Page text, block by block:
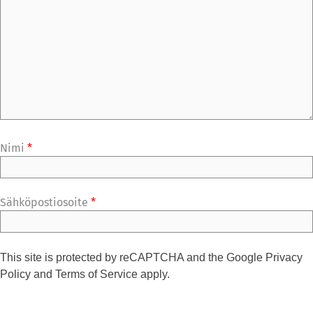
Nimi *
Sähköpostiosoite *
This site is protected by reCAPTCHA and the Google Privacy
Policy and Terms of Service apply.